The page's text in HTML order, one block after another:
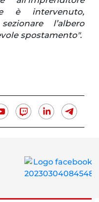
è intervenuto,
l’albero
spostamento".